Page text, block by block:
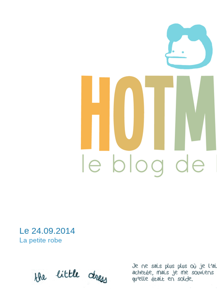
Le 24.09.2014
La petite robe